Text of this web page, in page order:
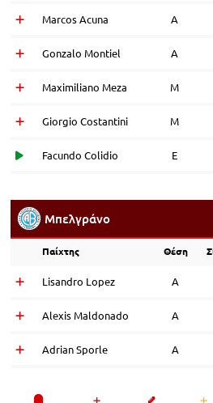
Marcos Acuna Α
Gonzalo Montiel Α
Maximiliano Meza Μ
Giorgio Costantini Μ
Facundo Colidio Ε
Μπελγράνο
Παίχτης Θέση
Lisandro Lopez Α
Alexis Maldonado Α
Adrian Sporle Α